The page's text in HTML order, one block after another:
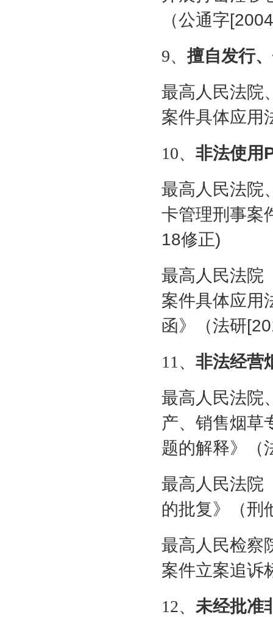
（公通字
9、擅自发行
最高人民法院
案件具体应用
10、 非法使用
最高人民法院
卡管理刑事案
18修正)
最高人民法院
案件具体应用
函》（法研
11 、 非法经营
最高人民法院
产、销售烟草
题的解释》（
最高人民法院
的批复》（刑
最高人民检察
案件立案追诉
12、 未经批准